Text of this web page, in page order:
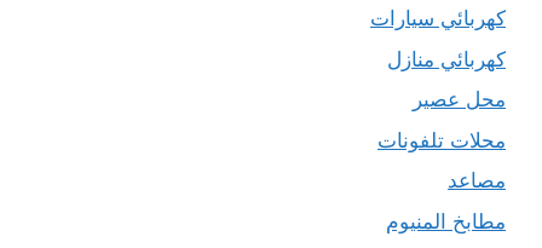
كهربائي سيارات
كهربائي منازل
محل عصير
محلات تلفونات
مصاعد
مطابخ المنيوم